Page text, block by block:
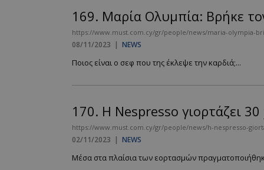
169. Μαρία Ολυμπία: Βρήκε
https://www.must.com.cy/gr/people/news/maria-olympia-
08/11/2023 | NEWS
Ποιος είναι ο σεφ που της έκλεψε την καρδιά;...
170. H Nespresso γιορτάζει
https://www.must.com.cy/gr/people/news/h-nespresso-
02/11/2023 | NEWS
Μέσα στα πλαίσια των εορτασμών